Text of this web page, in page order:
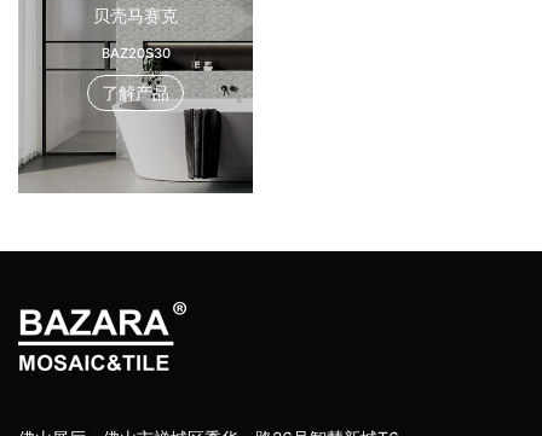
贝壳马赛克
BAZ20S30
了解产品